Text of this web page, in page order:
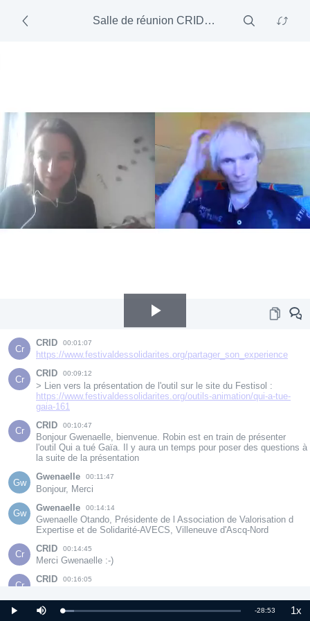
Salle de réunion CRID 5 (Festisol) 4/17/
Play
Video
Play Mute Loaded:
Remaining
-28:53 1x
Cr
CRID 00:01:07
https://www.festivaldessolidarites.org/partager_son_experience
Cr
CRID 00:09:12
https://www.festivaldessolidarites.org/outils-animation/qui-a-tue-
gaia-161
Cr
CRID 00:10:47
Bonjour Gwenaelle, bienvenue. Robin est en train de présenter
l'outil Qui a tué Gaïa. Il y aura un temps pour poser des questions à
la suite de la présentation
Gw
Gwenaelle 00:11:47
Bonjour, Merci
Gw
Gwenaelle 00:14:14
Gwenaelle Otando, Présidente de l Association de Valorisation d
Expertise et de Solidarité-AVECS, Villeneuve d'Ascq-Nord
Cr
CRID 00:14:45
Merci Gwenaelle :-)
Cr
CRID 00:16:05
https://nextcloud.openmyprojects.com/index.php/s/xzbpsRAmKLt6
KP3/authenticate/showShare